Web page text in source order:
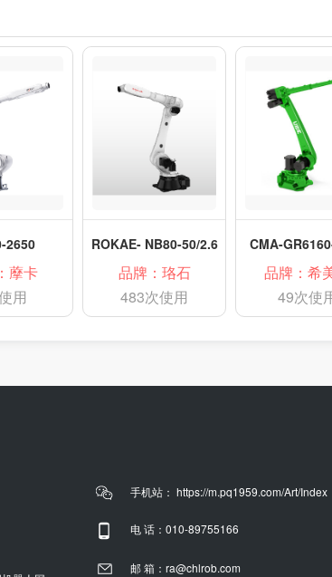
2650
藦卡
用
ROKAE- NB80-50/2.6
品牌：珞石
483次使用
CMA-
品牌：希
49次使
手机站： https://m.pq1959.com/Art/Index
电 话：010-89755166
邮 箱：ra@chlrob.com